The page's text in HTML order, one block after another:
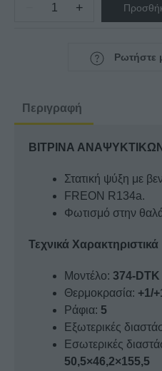
ΒΙΤΡΙΝΑ
ποσότητα
+
Ρωτήστε
Περιγραφή
ΒΙΤΡΙΝΑ
Στατική ψύξη με
FREON R134a.
Φωτισμό στην
Τεχνικά Χαρακτηριστικά
Μοντέλο: 374-DTK
Θερμοκρασία: +1/
Ράφια: 5
Εξωτερικές
Εσωτερικές
50,5×46,2×155,5